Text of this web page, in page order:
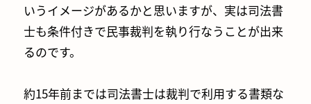
いうイメージがあるかと思いますが、実は司法書
士も条件付きで民事裁判を執り行なうことが出来
るのです。
約15年前までは司法書士は裁判で利用する書類な